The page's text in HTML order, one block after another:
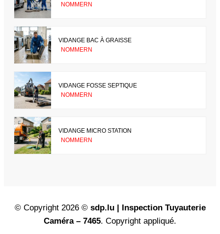
NOMMERN
VIDANGE BAC À GRAISSE
NOMMERN
VIDANGE FOSSE SEPTIQUE
NOMMERN
VIDANGE MICRO STATION
NOMMERN
© Copyright 2026 © sdp.lu | Inspection Tuyauterie
Caméra – 7465. Copyright appliqué.